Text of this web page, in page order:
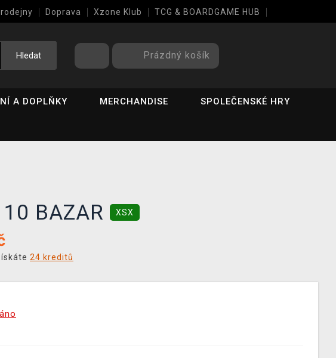
Doprava Xzone Klub TCG & BOARDGAME HUB
Hledat Prázdný košík
A DOPLŇKY MERCHANDISE SPOLEČENSKÉ HRY
10 BAZAR XSX
24 kreditů